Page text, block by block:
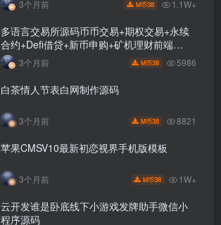
3个月前 M币38 1.1W+
多语言交易所源码币币交易+期权交易+永续
合约+Defi借贷+新币申购+矿机理财前端
uniapp纯源码+后端php
3个月前 M币38 5986
白茶情人节表白网制作源码
3个月前 M币38 8821
苹果CMSV10最新初恋视界手机版模板
3个月前 M币38 1W+
云开发谁是卧底线下小游戏发牌助手微信小
程序源码